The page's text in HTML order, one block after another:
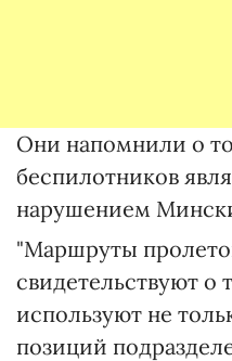
Они напомнили о
беспилотников
нарушением
"Маршруты
свидетельствуют о
используют не
позиций